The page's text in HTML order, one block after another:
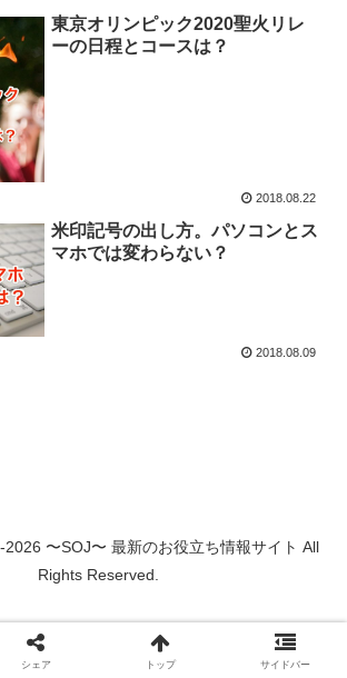
東京オリンピック2020聖火リレ
ーの日程とコースは？
2018.08.22
米印記号の出し方。パソコンとス
マホでは変わらない？
2018.08.09
〜SOJ〜 最新のお役立ち情報サイト All
Rights Reserved.
シェア トップ サイドバー